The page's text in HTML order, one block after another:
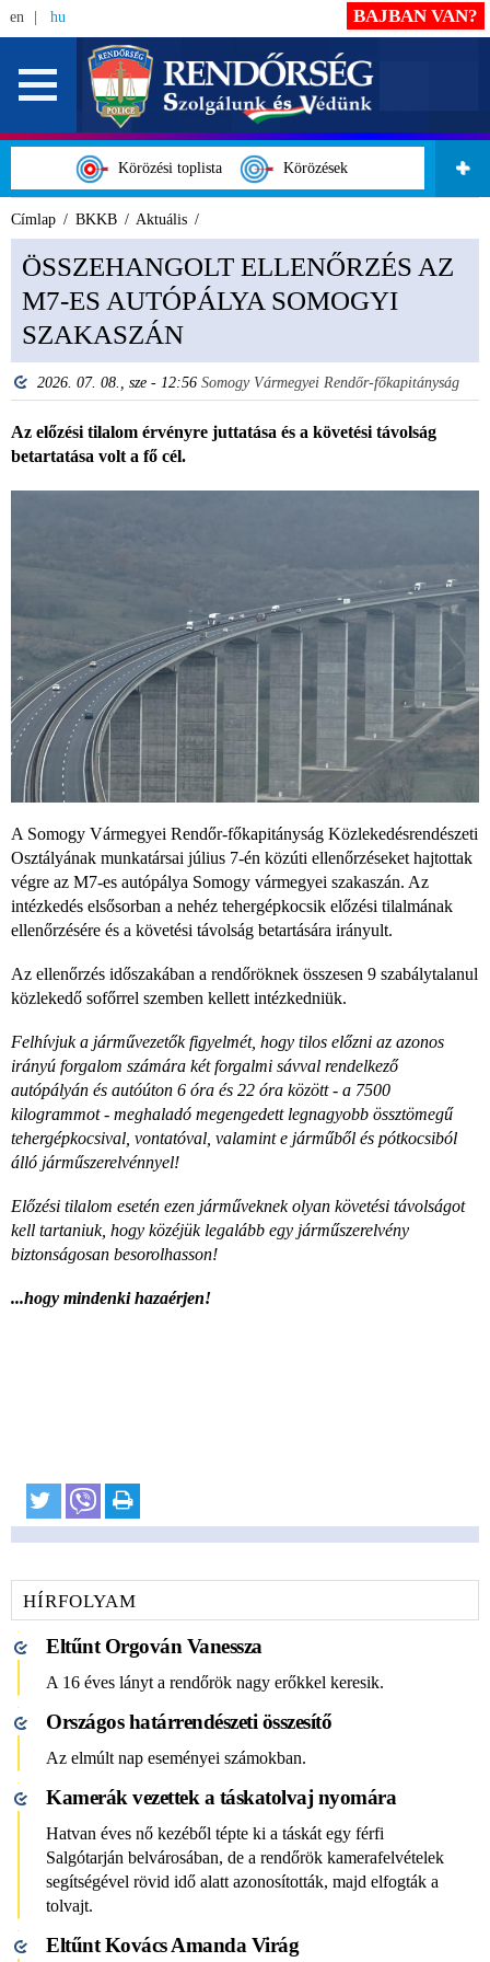
en hu
Körözési toplista Körözések
BAJBAN VAN?
Címlap BKKB Aktuális
ÖSSZEHANGOLT ELLENŐRZÉS AZ
M7-ES AUTÓPÁLYA SOMOGYI
SZAKASZÁN
2026. 07. 08., sze - 12:56 Somogy Vármegyei Rendőr-főkapitányság
Az előzési tilalom érvényre juttatása és a követési távolság
betartatása volt a fő cél.
A Somogy Vármegyei Rendőr-főkapitányság Közlekedésrendészeti
Osztályának munkatársai július 7-én közúti ellenőrzéseket hajtottak
végre az M7-es autópálya Somogy vármegyei szakaszán. Az
intézkedés elsősorban a nehéz tehergépkocsik előzési tilalmának
ellenőrzésére és a követési távolság betartására irányult.
Az ellenőrzés időszakában a rendőröknek összesen 9 szabálytalanul
közlekedő sofőrrel szemben kellett intézkedniük.
Felhívjuk a járművezetők figyelmét, hogy tilos előzni az azonos
irányú forgalom számára két forgalmi sávval rendelkező
autópályán és autóúton 6 óra és 22 óra között - a 7500
kilogrammot - meghaladó megengedett legnagyobb össztömegű
tehergépkocsival, vontatóval, valamint e járműből és pótkocsiból
álló járműszerelvénnyel!
Előzési tilalom esetén ezen járműveknek olyan követési távolságot
kell tartaniuk, hogy közéjük legalább egy járműszerelvény
biztonságosan besorolhasson!
...hogy mindenki hazaérjen!
HÍRFOLYAM
Eltűnt Orgován Vanessza
A 16 éves lányt a rendőrök nagy erőkkel keresik.
Országos határrendészeti összesítő
Az elmúlt nap eseményei számokban.
Kamerák vezettek a táskatolvaj nyomára
Hatvan éves nő kezéből tépte ki a táskát egy férfi
Salgótarján belvárosában, de a rendőrök kamerafelvételek
segítségével rövid idő alatt azonosították, majd elfogták a
tolvajt.
Eltűnt Kovács Amanda Virág